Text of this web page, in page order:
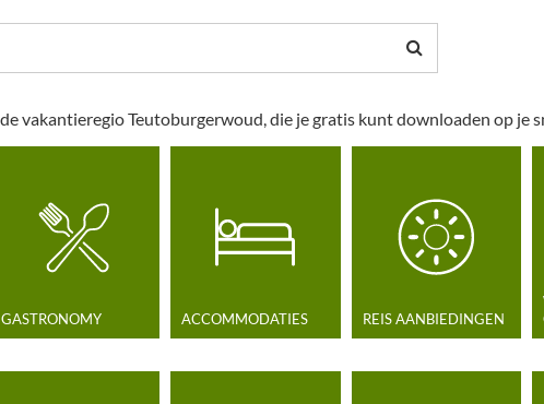
vakantieregio Teutoburgerwoud, die je gratis kunt downloaden op je
GASTRONOMY ACCOMMODATIES REIS AANBIEDINGEN